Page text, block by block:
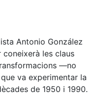
Antonio González
les claus
—no
va experimentar la
de 1950 i 1990.